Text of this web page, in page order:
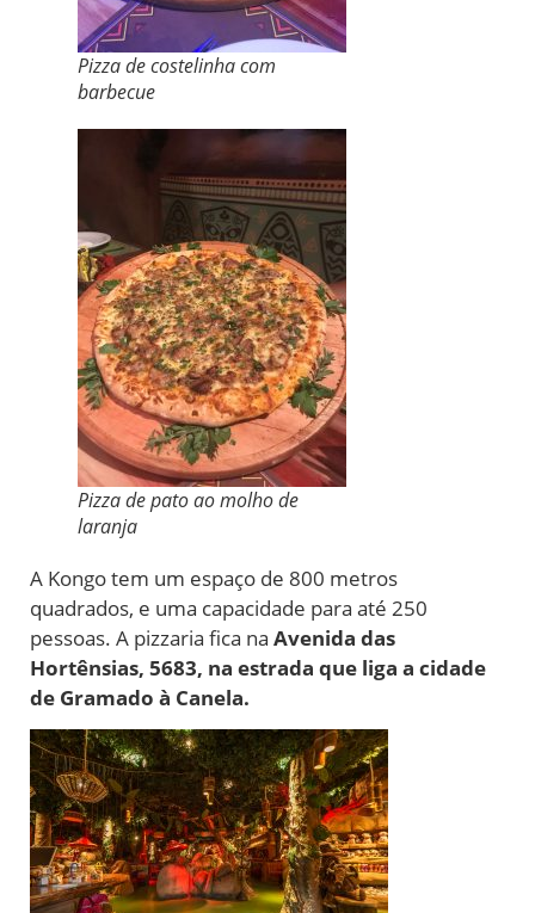
Pizza de costelinha com
barbecue
Pizza de pato ao molho de
laranja
A Kongo tem um espaço de 800 metros
quadrados, e uma capacidade para até 250
pessoas. A pizzaria fica na Avenida das
Hortênsias, 5683, na estrada que liga a cidade
de Gramado à Canela.